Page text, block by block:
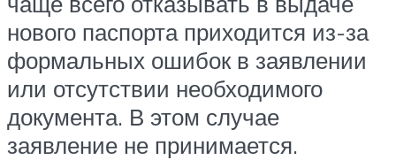
нового паспорта приходится из-за
формальных ошибок в заявлении
или отсутствии необходимого
документа. В этом случае
заявление не принимается.